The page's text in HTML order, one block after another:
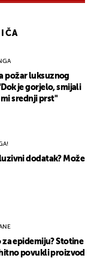
požar luksuznog
je gorjelo, smijali
srednji prst"
dodatak? Može
epidemiju? Stotine
povukli proizvod